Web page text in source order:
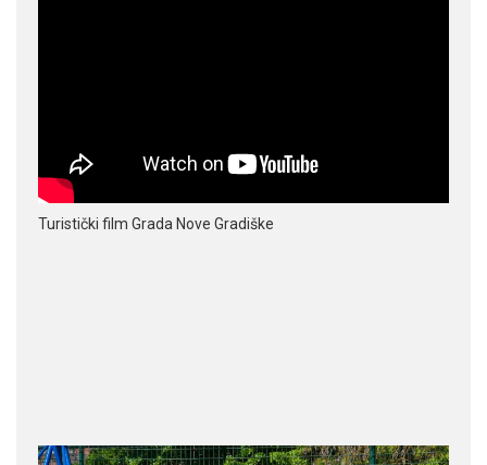
Turistički film Grada Nove Gradiške